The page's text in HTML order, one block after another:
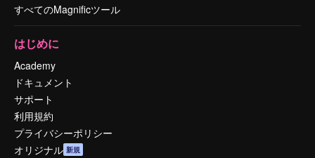
すべてのMagnificツール
はじめに
Academy
ドキュメント
サポート
利用規約
プライバシーポリシー
オリジナル 新規